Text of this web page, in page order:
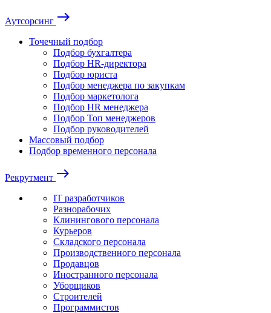
Аутсорсинг east
Точечный подбор
Подбор бухгалтера
Подбор HR-директора
Подбор юриста
Подбор менеджера по закупкам
Подбор маркетолога
Подбор HR менеджера
Подбор Топ менеджеров
Подбор руководителей
Массовый подбор
Подбор временного персонала
Рекрутмент east
IT разработчиков
Разнорабочих
Клинингового персонала
Курьеров
Складского персонала
Производственного персонала
Продавцов
Иностранного персонала
Уборщиков
Строителей
Программистов